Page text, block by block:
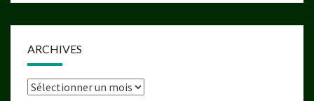
ARCHIVES
Archives